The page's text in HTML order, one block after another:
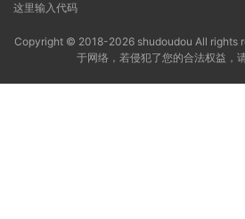
这里输入代码
Copyright © 2018-2026 shudoudou All rights
于网络，若侵犯了您的合法权益，